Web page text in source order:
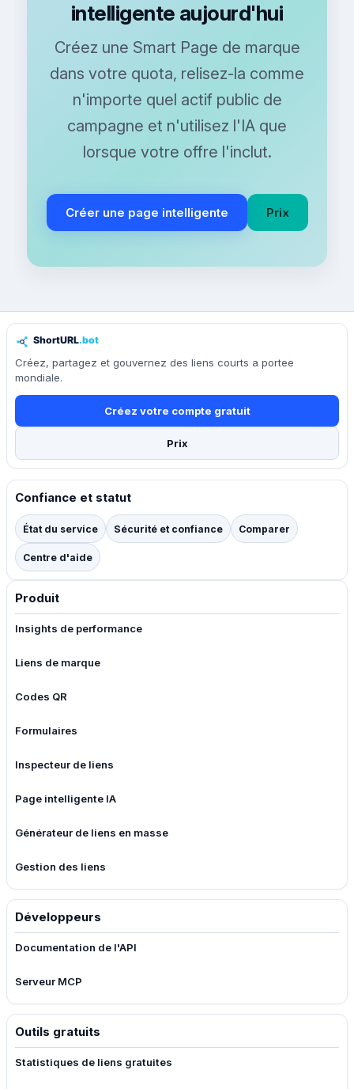
intelligente aujourd'hui
Créez une Smart Page de marque
dans votre quota, relisez-la comme
n'importe quel actif public de
campagne et n'utilisez l'IA que
lorsque votre offre l'inclut.
Créer une page intelligente Prix
Créez, partagez et gouvernez des liens courts a portee
mondiale.
Créez votre compte gratuit
Prix
Confiance et statut
État du service Sécurité et confiance Comparer
Centre d'aide
Produit
Insights de performance
Liens de marque
Codes QR
Formulaires
Inspecteur de liens
Page intelligente IA
Générateur de liens en masse
Gestion des liens
Développeurs
Documentation de l'API
Serveur MCP
Outils gratuits
Statistiques de liens gratuites